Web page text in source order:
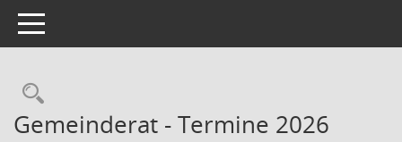
Toggle navigation
Rechercheauswahl
Gemeinderat - Termine 2026